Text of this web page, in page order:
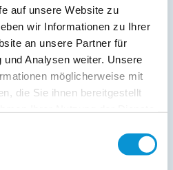
auf unsere Website zu
wir Informationen zu Ihrer
an unsere Partner für
Analysen weiter. Unsere
möglicherweise mit
die Sie ihnen bereitgestellt
liegt direkt am Feldesrand und